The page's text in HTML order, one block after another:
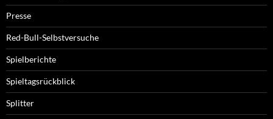
Presse
Red-Bull-Selbstversuche
Spielberichte
Spieltagsrückblick
Splitter